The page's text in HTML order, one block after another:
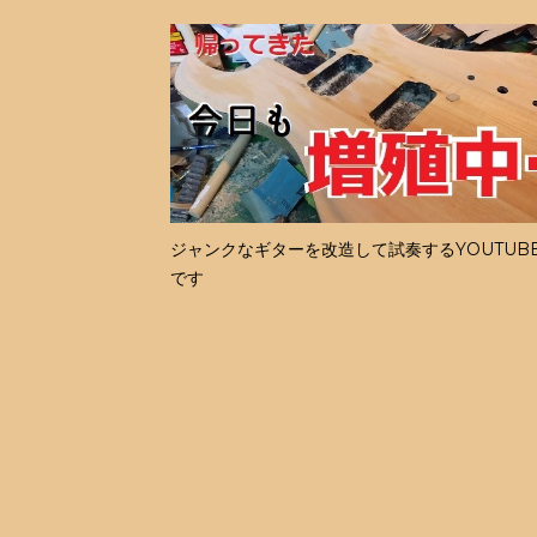
ジャンクなギターを改造して試奏する
です